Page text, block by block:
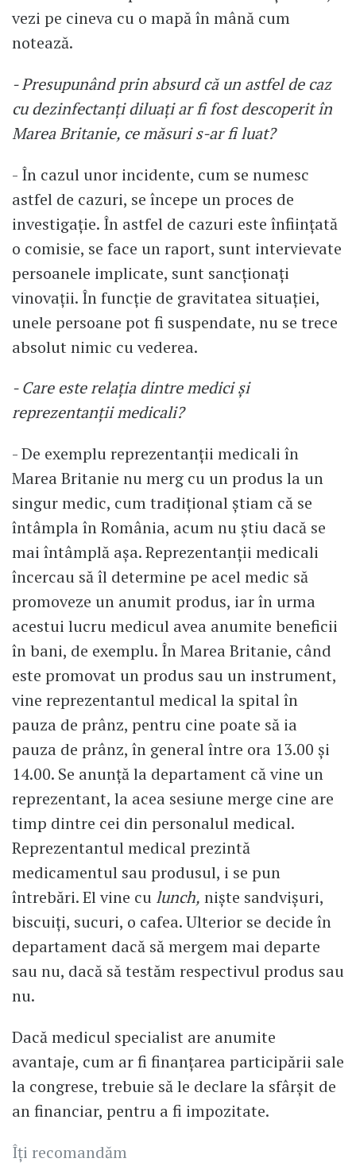
vezi pe cineva cu o mapă în mână cum
notează.
- Presupunând prin absurd că un astfel de caz
cu dezinfectanți diluați ar fi fost descoperit în
Marea Britanie, ce măsuri s-ar fi luat?
- În cazul unor incidente, cum se numesc
astfel de cazuri, se începe un proces de
investigație. În astfel de cazuri este înființată
o comisie, se face un raport, sunt intervievate
persoanele implicate, sunt sancționați
vinovații. În funcție de gravitatea situației,
unele persoane pot fi suspendate, nu se trece
absolut nimic cu vederea.
- Care este relația dintre medici și
reprezentanții medicali?
- De exemplu reprezentanții medicali în
Marea Britanie nu merg cu un produs la un
singur medic, cum tradițional știam că se
întâmpla în România, acum nu știu dacă se
mai întâmplă așa. Reprezentanții medicali
încercau să îl determine pe acel medic să
promoveze un anumit produs, iar în urma
acestui lucru medicul avea anumite beneficii
în bani, de exemplu. În Marea Britanie, când
este promovat un produs sau un instrument,
vine reprezentantul medical la spital în
pauza de prânz, pentru cine poate să ia
pauza de prânz, în general între ora 13.00 și
14.00. Se anunță la departament că vine un
reprezentant, la acea sesiune merge cine are
timp dintre cei din personalul medical.
Reprezentantul medical prezintă
medicamentul sau produsul, i se pun
întrebări. El vine cu lunch, niște sandvișuri,
biscuiți, sucuri, o cafea. Ulterior se decide în
departament dacă să mergem mai departe
sau nu, dacă să testăm respectivul produs sau
nu.
Dacă medicul specialist are anumite
avantaje, cum ar fi finanțarea participării sale
la congrese, trebuie să le declare la sfârșit de
an financiar, pentru a fi impozitate.
Îți recomandăm